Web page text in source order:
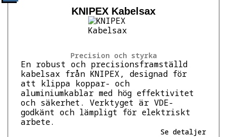
Precision och styrka
KNIPEX Kabelsax
En robust och precisionsframställd
kabelsax från KNIPEX, designad för
att klippa koppar- och
aluminiumkablar med hög effektivitet
och säkerhet. Verktyget är VDE-
godkänt och lämpligt för elektriskt
arbete.
Se detaljer